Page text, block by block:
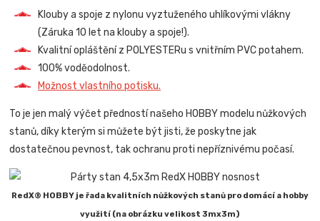
Klouby a spoje z nylonu vyztuženého uhlíkovými vlákny
(Záruka 10 let na klouby a spoje!).
Kvalitní opláštění z POLYESTERu s vnitřním PVC potahem.
100% voděodolnost.
Možnost vlastního potisku.
To je jen malý výčet předností našeho HOBBY modelu nůžkových
stanů, díky kterým si můžete být jisti, že poskytne jak
dostatečnou pevnost, tak ochranu proti nepříznivému počasí.
RedX® HOBBY je řada kvalitních nůžkových stanů pro domácí a hobby
využití (na obrázku velikost 3mx3m)